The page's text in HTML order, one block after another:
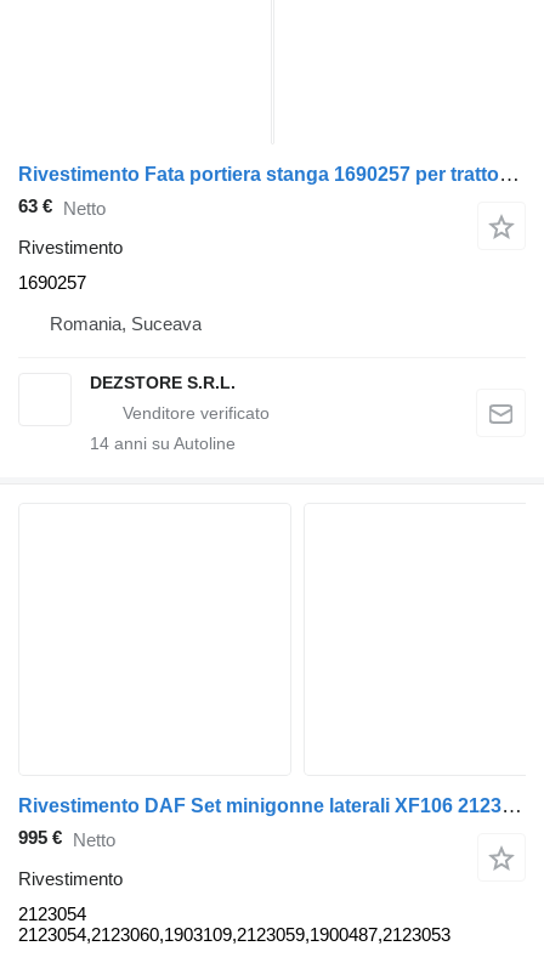
Rivestimento Fata portiera stanga 1690257 per trattore stradale DAF CF85
63 € Netto
Rivestimento
1690257
Romania, Suceava
DEZSTORE S.R.L.
14 anni su Autoline
Rivestimento DAF Set minigonne laterali XF106 2123054 per trattore stradale DAF XF106
995 € Netto
Rivestimento
2123054
2123054,2123060,1903109,2123059,1900487,2123053